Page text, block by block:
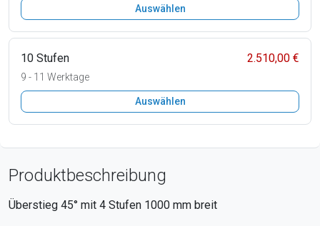
Auswählen
10 Stufen 2.510,00 €
9 - 11 Werktage
Auswählen
Produktbeschreibung
Überstieg 45° mit 4 Stufen 1000 mm breit